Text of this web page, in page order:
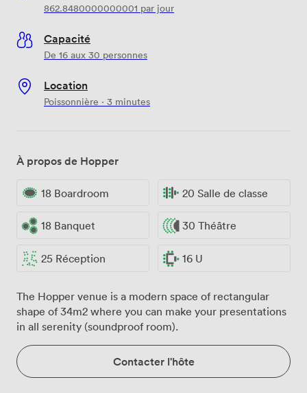
862.8480000000001 par jour
Capacité
De 16 aux 30 personnes
Location
Poissonnière · 3 minutes
À propos de Hopper
18 Boardroom 20 Salle de classe
18 Banquet 30 Théâtre
25 Réception 16 U
The Hopper venue is a modern space of rectangular
shape of 34m2 where you can make your presentations
in all serenity (soundproof room).
Contacter l'hôte